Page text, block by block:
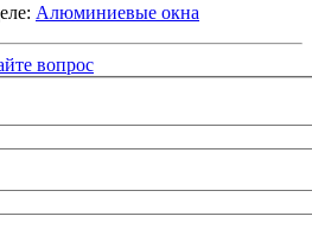
Алюминиевые окна
вопрос